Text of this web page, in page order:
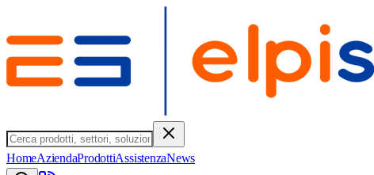
HomeAziendaProdottiAssistenzaNews